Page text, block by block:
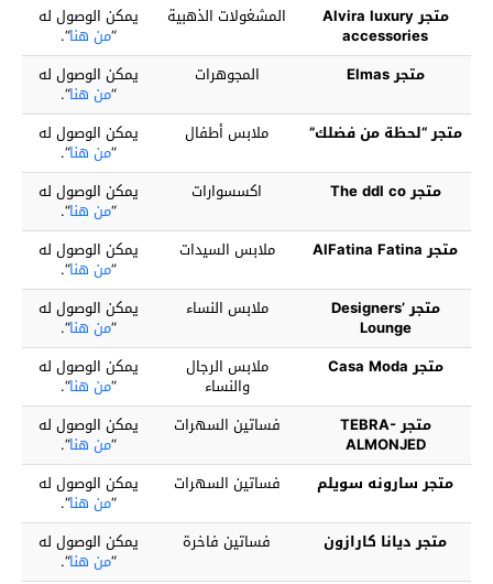
متجر Alvira luxury
accessories
المشغولات الذهبية يمكن الوصول له
“من هنا“.
متجر Elmas
المجوهرات يمكن الوصول له
“من هنا“.
متجر “لحظة من فضلك”
ملابس أطفال يمكن الوصول له
“من هنا“.
متجر The ddl co
اكسسوارات يمكن الوصول له
“من هنا“.
متجر AlFatina Fatina
ملابس السيدات يمكن الوصول له
“من هنا“.
متجر Designers’
Lounge
ملابس النساء يمكن الوصول له
“من هنا“.
متجر Casa Moda
ملابس الرجال
والنساء
يمكن الوصول له
“من هنا“.
متجر TEBRA-
ALMONJED
فساتين السهرات يمكن الوصول له
“من هنا“.
متجر سارونه سويلم
فساتين السهرات يمكن الوصول له
“من هنا“.
متجر ديانا كارازون
فساتين فاخرة يمكن الوصول له
“من هنا“.